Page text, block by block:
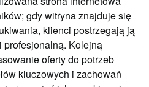
gdy witryna znajduje się
klienci postrzegają ją
profesjonalną. Kolejną
oferty do potrzeb
kluczowych i zachowań